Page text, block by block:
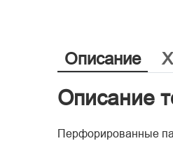
Описание
Описание
Перфорированные